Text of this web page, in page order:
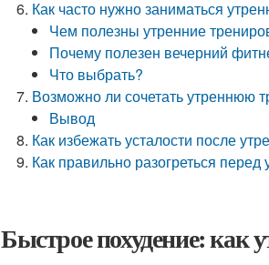
Как часто нужно заниматься
Чем полезны утренние
Почему полезен вечерний
Что выбрать?
Возможно ли сочетать утреннюю
Вывод
Как избежать усталости после
Как правильно разогреться
Быстрое похудение: как